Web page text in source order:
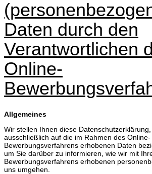
Daten durch den
Verantwortlichen
Online-
Allgemeines
Wir stellen Ihnen diese
ausschließlich auf die im Rahmen des Online-
Bewerbungsverfahrens erhobenen Daten
um Sie darüber zu informieren, wie wir mit
Bewerbungsverfahrens erhobenen
uns umgehen.